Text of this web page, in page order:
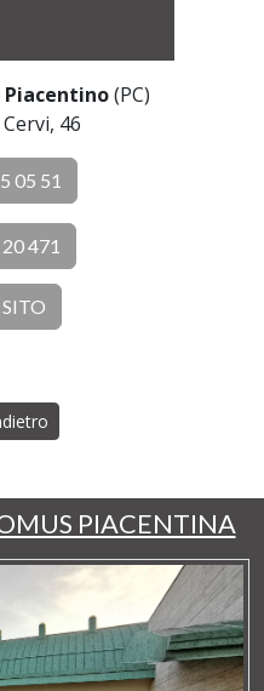
(PC)
46
05 51
471
PIACENTINA